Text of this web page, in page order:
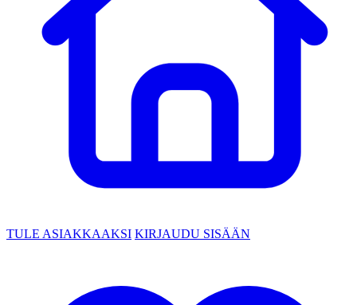
TULE ASIAKKAAKSI KIRJAUDU SISÄÄN